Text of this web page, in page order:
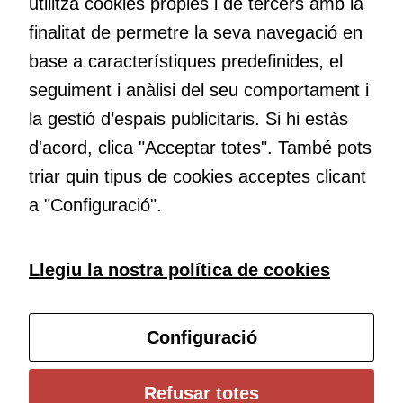
maneres de fer-ho i generar plegats idees innovadores.
Educació
transformació. Volem contribuir a millorar-la impulsant
metodologies docents actives i ambients d’aprenentatge
dinàmics.
Subscriu-te al butlletí
Configura les cookies
Universitat de Girona
finalitat de permetre la seva navegació en
base a característiques predefinides, el
seguiment i anàlisi del seu comportament i
la gestió d’espais publicitaris. Si hi estàs
d'acord, clica "Acceptar totes". També pots
triar quin tipus de cookies acceptes clicant
a "Configuració".
Llegiu la nostra política de cookies
Configuració
Refusar totes
aquestes
cookies,
algunes
desapareixeran
del lloc web.
Cookies de
publicitaris
interessos de
l'usuari, bé
directament,
bé per mitjà